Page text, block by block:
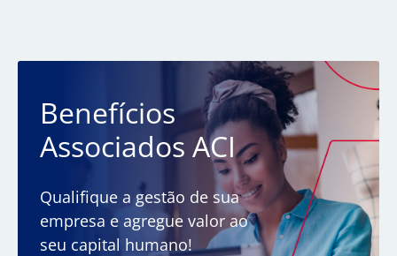
Benefícios
Associados ACI
Qualifique a gestão de sua
empresa e agregue valor ao
seu capital humano!